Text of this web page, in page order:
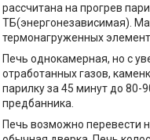
рассчитана на прогрев
ТБ(энергонезависимая).
термонагруженных
Печь однокамерная, но с
отработанных газов,
парилку за 45 минут до 80-
предбанника.
Печь возможно перевести